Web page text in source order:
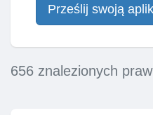
Prześlij swoją
656 znalezionych